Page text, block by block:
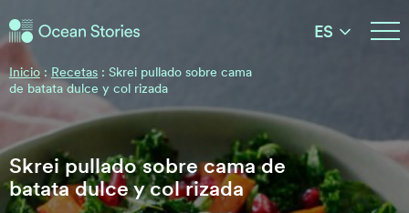
Historias del Océano
ES
Inicio : Recetas : Skrei pullado sobre cama
de batata dulce y col rizada
Skrei pullado sobre cama de
batata dulce y col rizada